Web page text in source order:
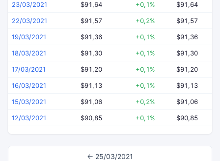
23/03/2021 $91,64 +0,1% $91,64
22/03/2021 $91,57 +0,2% $91,57
19/03/2021 $91,36 +0,1% $91,36
18/03/2021 $91,30 +0,1% $91,30
17/03/2021 $91,20 +0,1% $91,20
16/03/2021 $91,13 +0,1% $91,13
15/03/2021 $91,06 +0,2% $91,06
12/03/2021 $90,85 +0,1% $90,85
← 25/03/2021